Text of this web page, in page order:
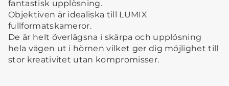
fantastisk upplösning.
Objektiven är idealiska till LUMIX
fullformatskameror.
De är helt överlägsna i skärpa och upplösning
hela vägen ut i hörnen vilket ger dig möjlighet till
stor kreativitet utan kompromisser.